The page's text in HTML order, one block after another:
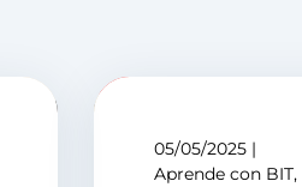
05/05/2025
Aprende con BIT